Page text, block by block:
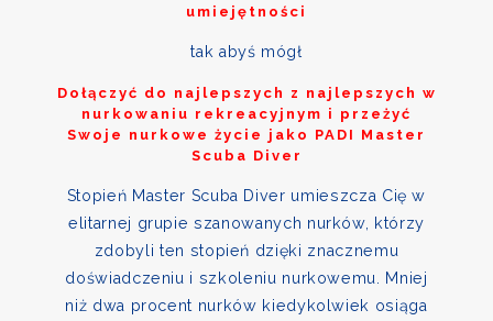
umiejętności
tak abyś mógł
Dołączyć do najlepszych z najlepszych w
nurkowaniu rekreacyjnym i przeżyć
Swoje nurkowe życie jako PADI Master
Scuba Diver
Stopień Master Scuba Diver umieszcza Cię w
elitarnej grupie szanowanych nurków, którzy
zdobyli ten stopień dzięki znacznemu
doświadczeniu i szkoleniu nurkowemu. Mniej
niż dwa procent nurków kiedykolwiek osiąga